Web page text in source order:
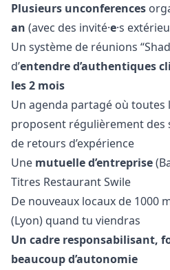
Plusieurs unconferences
an (avec des invité·e·s
Un système de réunions
d’entendre d’authentiques
les 2 mois
Un agenda partagé où toutes
proposent régulièrement des
de retours d’expérience
Une mutuelle d’entreprise
Titres Restaurant Swile
De nouveaux locaux de 1000
(Lyon) quand tu viendras
Un cadre responsabilisant,
beaucoup d’autonomie